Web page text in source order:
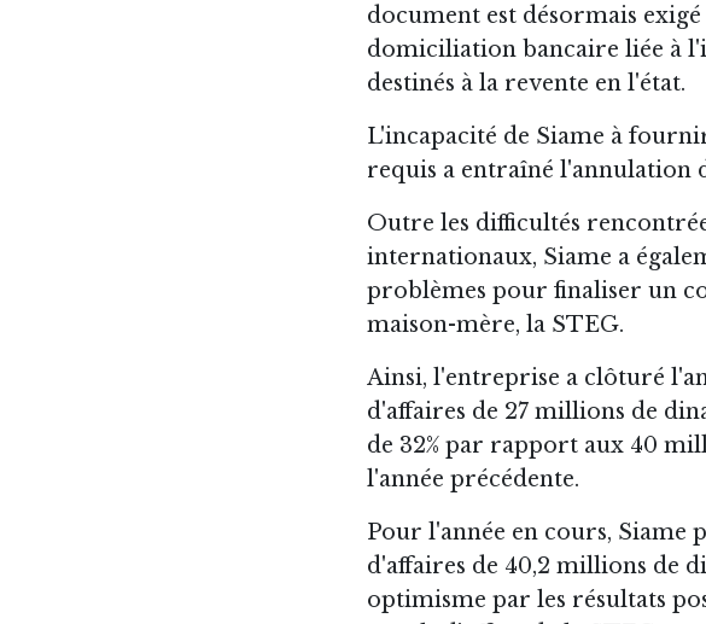
document est désormais
domiciliation bancaire liée à
destinés à la revente en l'état.
L'incapacité de Siame à
requis a entraîné l'annulation
Outre les difficultés
internationaux, Siame a
problèmes pour finaliser un
maison-mère, la STEG.
Ainsi, l'entreprise a clôturé
d'affaires de 27 millions de
de 32% par rapport aux 40
l'année précédente.
Pour l'année en cours,
d'affaires de 40,2 millions de
optimisme par les résultats